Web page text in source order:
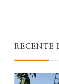
RECENTE